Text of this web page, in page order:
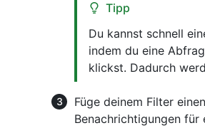
Tipp
Du kannst schnell
indem du eine
klickst. Dadurch
Füge deinem Filter
Benachrichtigungen